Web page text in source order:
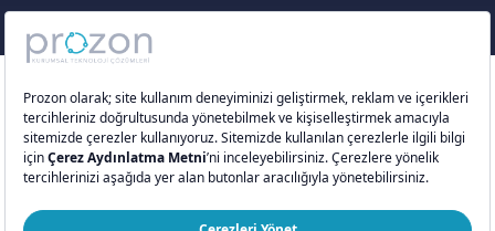
Copyright © 2026 – Prozon. Prozon markası ve
Prozon Kurumsal Teknoloji Çözümleri Anonim
Şirketi,Proventus Danışmanlık Limited Şirketi’nin
tescilli markası ve teknoloji şirketidir.